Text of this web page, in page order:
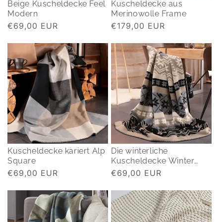
Beige Kuscheldecke Feel
Modern
Normaler
€69,00 EUR
Kuscheldecke aus
Merinowolle Frame
Normaler
€179,00 EUR
Kuscheldecke kariert Alp
Square
Normaler
€69,00 EUR
Die winterliche
Kuscheldecke Winter
Braid
Normaler
€69,00 EUR